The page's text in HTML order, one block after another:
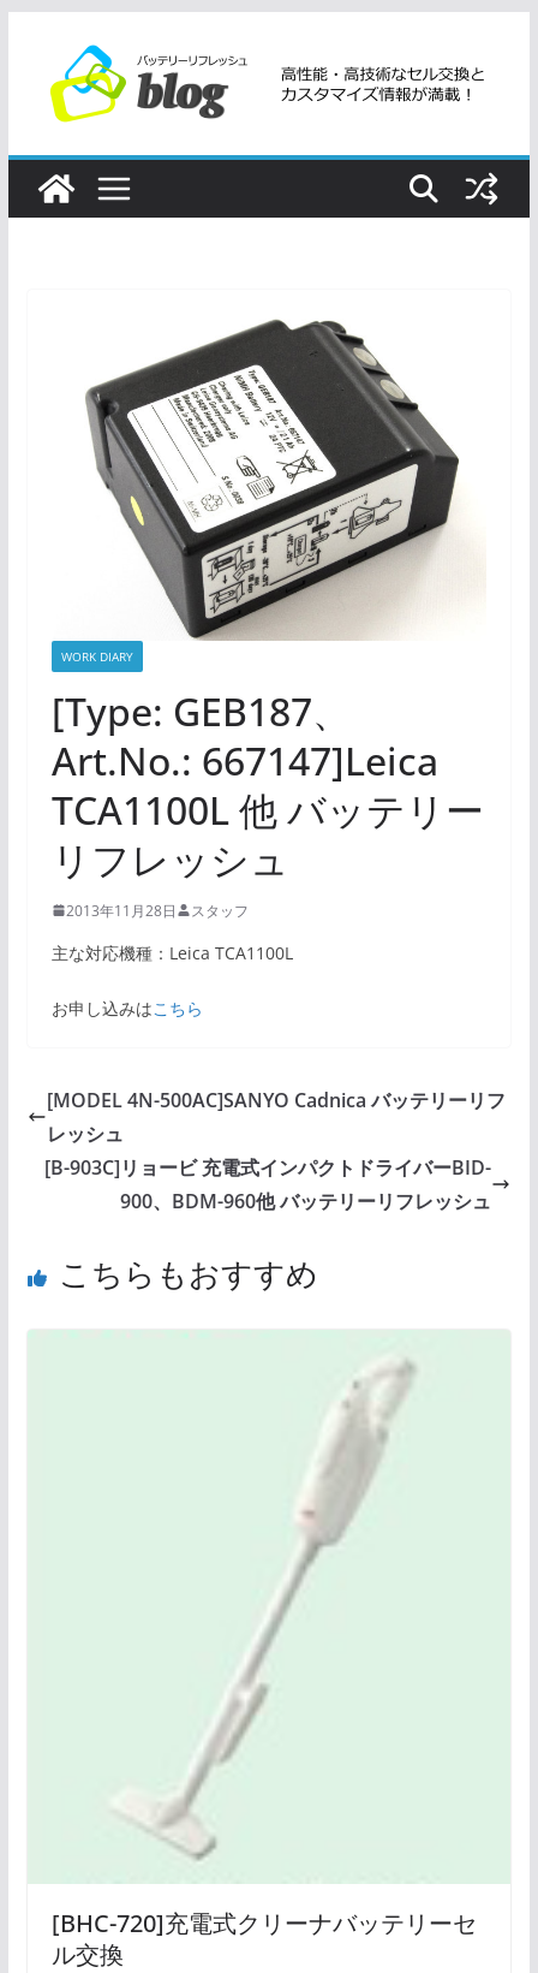
ツ
WORK DIARY
[Type: GEB187、
Art.No.: 667147]Leica
TCA1100L 他 バッテリー
リフレッシュ
2013年11月28日 スタッフ
主な対応機種：Leica TCA1100L
お申し込みはこちら
[MODEL 4N-500AC]SANYO Cadnica バッテリーリフ
レッシュ
[B-903C]リョービ 充電式インパクトドライバーBID-
900、BDM-960他 バッテリーリフレッシュ
こちらもおすすめ
[BHC-720]充電式クリーナバッテリーセ
ル交換